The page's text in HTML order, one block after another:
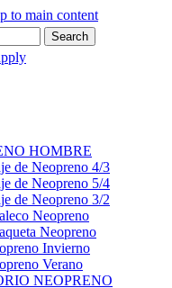
to main content
Search
HOMBRE
de Neopreno 4/3
de Neopreno 5/4
de Neopreno 3/2
Neopreno
Neopreno
Invierno
Verano
NEOPRENO